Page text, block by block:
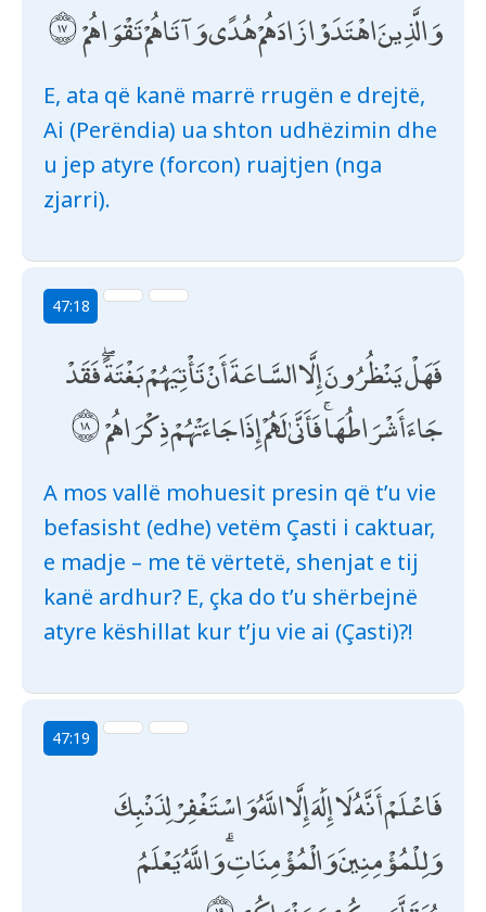
وَالَّذِينَ اهْتَدَوْا زَادَهُمْ هُدًى وَآتَاهُمْ تَقْوَاهُمْ
E, ata që kanë marrë rrugën e drejtë,
Ai (Perëndia) ua shton udhëzimin dhe
u jep atyre (forcon) ruajtjen (nga
zjarri).
47:18
فَهَلْ يَنْظُرُونَ إِلَّا السَّاعَةَ أَنْ تَأْتِيَهُمْ بَغْتَةً ۖ فَقَدْ
جَاءَ أَشْرَاطُهَا ۚ فَأَنَّىٰ لَهُمْ إِذَا جَاءَتْهُمْ ذِكْرَاهُمْ
A mos vallë mohuesit presin që t’u vie
befasisht (edhe) vetëm Çasti i caktuar,
e madje – me të vërtetë, shenjat e tij
kanë ardhur? E, çka do t’u shërbejnë
atyre këshillat kur t’ju vie ai (Çasti)?!
47:19
فَاعْلَمْ أَنَّهُ لَا إِلَٰهَ إِلَّا اللَّهُ وَاسْتَغْفِرْ لِذَنْبِكَ
وَلِلْمُؤْمِنِينَ وَالْمُؤْمِنَاتِ ۗ وَاللَّهُ يَعْلَمُ